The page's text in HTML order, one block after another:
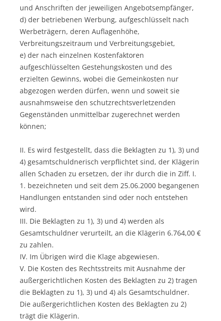
und Anschriften der jeweiligen Angebotsempfänger,
d) der betriebenen Werbung, aufgeschlüsselt nach
Werbeträgern, deren Auflagenhöhe,
Verbreitungszeitraum und Verbreitungsgebiet,
e) der nach einzelnen Kostenfaktoren
aufgeschlüsselten Gestehungskosten und des
erzielten Gewinns, wobei die Gemeinkosten nur
abgezogen werden dürfen, wenn und soweit sie
ausnahmsweise den schutzrechtsverletzenden
Gegenständen unmittelbar zugerechnet werden
können;
II. Es wird festgestellt, dass die Beklagten zu 1), 3) und
4) gesamtschuldnerisch verpflichtet sind, der Klägerin
allen Schaden zu ersetzen, der ihr durch die in Ziff. I.
1. bezeichneten und seit dem 25.06.2000 begangenen
Handlungen entstanden sind oder noch entstehen
wird.
III. Die Beklagten zu 1), 3) und 4) werden als
Gesamtschuldner verurteilt, an die Klägerin 6.764,00 €
zu zahlen.
IV. Im Übrigen wird die Klage abgewiesen.
V. Die Kosten des Rechtsstreits mit Ausnahme der
außergerichtlichen Kosten des Beklagten zu 2) tragen
die Beklagten zu 1), 3) und 4) als Gesamtschuldner.
Die außergerichtlichen Kosten des Beklagten zu 2)
trägt die Klägerin.